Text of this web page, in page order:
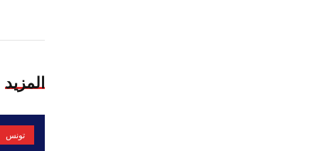
المزيد
تونس